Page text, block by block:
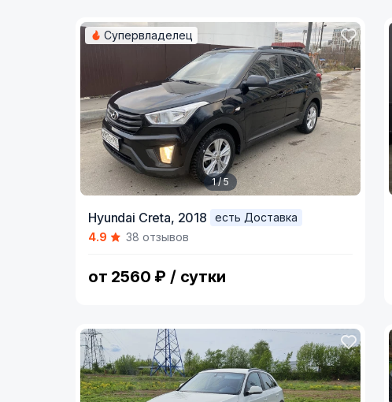
of
Супервладелец
1 / 5
Hyundai Creta, 2018
есть Доставка
4.9
38 отзывов
от 2560 ₽ / сутки